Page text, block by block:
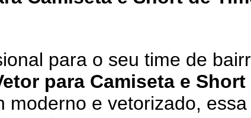
para o seu time de
para Camiseta e Short
e vetorizado, essa